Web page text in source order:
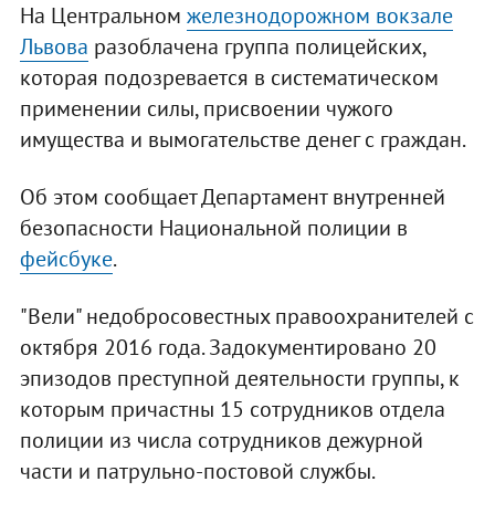
На Центральном железнодорожном вокзале
Львова разоблачена группа полицейских,
которая подозревается в систематическом
применении силы, присвоении чужого
имущества и вымогательстве денег с граждан.
Об этом сообщает Департамент внутренней
безопасности Национальной полиции в
фейсбуке.
"Вели" недобросовестных правоохранителей с
октября 2016 года. Задокументировано 20
эпизодов преступной деятельности группы, к
которым причастны 15 сотрудников отдела
полиции из числа сотрудников дежурной
части и патрульно-постовой службы.